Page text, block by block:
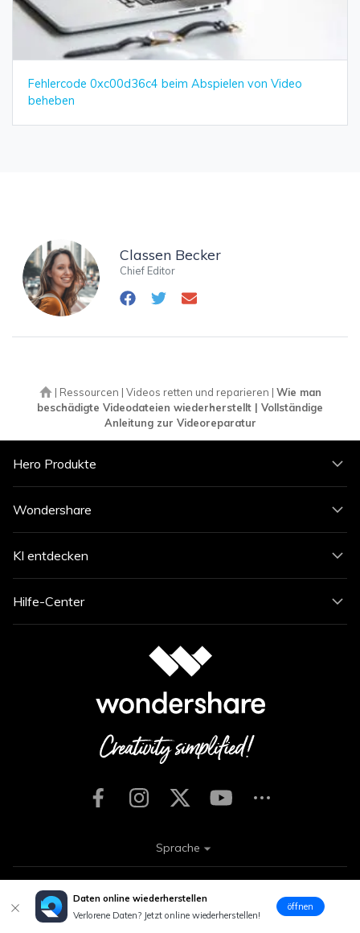
Fehlercode 0xc00d36c4 beim Abspielen von Video
beheben
Classen Becker
Chief Editor
| Ressourcen | Videos retten und reparieren | Wie man
beschädigte Videodateien wiederherstellt | Vollständige
Anleitung zur Videoreparatur
Hero Produkte
Wondershare
KI entdecken
Hilfe-Center
Unsere AGB Datenschutzerklärung
Cookie-Einstellungen
Nutzungsbedingungen
Rückerstattung
Sprache
Daten online wiederherstellen
Verlorene Daten? Jetzt online wiederherstellen!
öffnen